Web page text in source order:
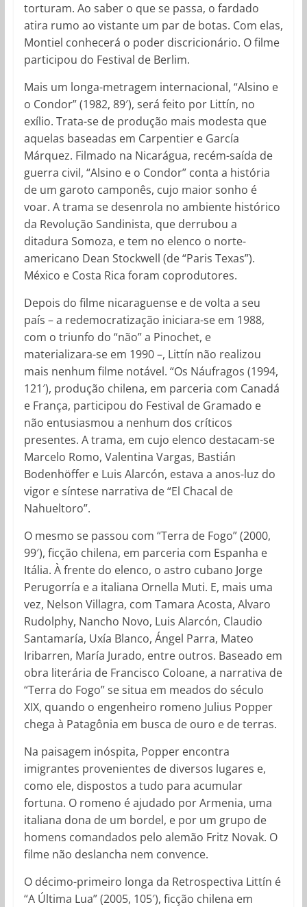
torturam. Ao saber o que se passa, o fardado
atira rumo ao vistante um par de botas. Com elas,
Montiel conhecerá o poder discricionário. O filme
participou do Festival de Berlim.
Mais um longa-metragem internacional, “Alsino e
o Condor” (1982, 89′), será feito por Littín, no
exílio. Trata-se de produção mais modesta que
aquelas baseadas em Carpentier e García
Márquez. Filmado na Nicarágua, recém-saída de
guerra civil, “Alsino e o Condor” conta a história
de um garoto camponês, cujo maior sonho é
voar. A trama se desenrola no ambiente histórico
da Revolução Sandinista, que derrubou a
ditadura Somoza, e tem no elenco o norte-
americano Dean Stockwell (de “Paris Texas”).
México e Costa Rica foram coprodutores.
Depois do filme nicaraguense e de volta a seu
país – a redemocratização iniciara-se em 1988,
com o triunfo do “não” a Pinochet, e
materializara-se em 1990 –, Littín não realizou
mais nenhum filme notável. “Os Náufragos (1994,
121′), produção chilena, em parceria com Canadá
e França, participou do Festival de Gramado e
não entusiasmou a nenhum dos críticos
presentes. A trama, em cujo elenco destacam-se
Marcelo Romo, Valentina Vargas, Bastián
Bodenhöffer e Luis Alarcón, estava a anos-luz do
vigor e síntese narrativa de “El Chacal de
Nahueltoro”.
O mesmo se passou com “Terra de Fogo” (2000,
99′), ficção chilena, em parceria com Espanha e
Itália. À frente do elenco, o astro cubano Jorge
Perugorría e a italiana Ornella Muti. E, mais uma
vez, Nelson Villagra, com Tamara Acosta, Alvaro
Rudolphy, Nancho Novo, Luis Alarcón, Claudio
Santamaría, Uxía Blanco, Ángel Parra, Mateo
Iribarren, María Jurado, entre outros. Baseado em
obra literária de Francisco Coloane, a narrativa de
“Terra do Fogo” se situa em meados do século
XIX, quando o engenheiro romeno Julius Popper
chega à Patagônia em busca de ouro e de terras.
Na paisagem inóspita, Popper encontra
imigrantes provenientes de diversos lugares e,
como ele, dispostos a tudo para acumular
fortuna. O romeno é ajudado por Armenia, uma
italiana dona de um bordel, e por um grupo de
homens comandados pelo alemão Fritz Novak. O
filme não deslancha nem convence.
O décimo-primeiro longa da Retrospectiva Littín é
“A Última Lua” (2005, 105′), ficção chilena em